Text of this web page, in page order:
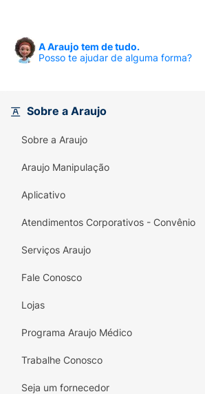
A Araujo tem de tudo.
Posso te ajudar de alguma forma?
Sobre a Araujo
Sobre a Araujo
Araujo Manipulação
Aplicativo
Atendimentos Corporativos - Convênio
Serviços Araujo
Fale Conosco
Lojas
Programa Araujo Médico
Trabalhe Conosco
Seja um fornecedor